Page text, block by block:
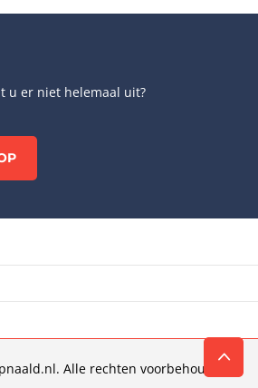
u er niet helemaal uit?
Alle rechten voorbehouden.